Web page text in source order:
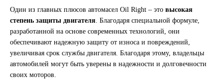
Petro Canada
REPSOL
SHELL
Один из главных плюсов автомасел Oil Right – это высокая
степень защиты двигателя. Благодаря специальной формуле,
разработанной на основе современных технологий, они
обеспечивают надежную защиту от износа и повреждений,
увеличивая срок службы двигателя. Благодаря этому, владельцы
автомобилей могут быть уверены в надежности и долговечности
своих моторов.